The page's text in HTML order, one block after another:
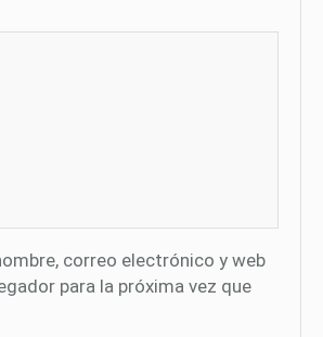
correo electrónico y web
para la próxima vez que